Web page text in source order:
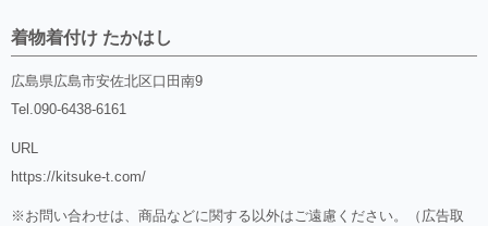
着物着付け たかはし
広島県広島市安佐北区口田南9
Tel.090-6438-6161
URL
https://kitsuke-t.com/
※お問い合わせは、商品などに関する以外はご遠慮ください。（広告取